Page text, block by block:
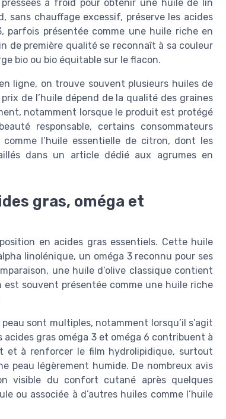
à froid pour obtenir une huile de lin
sans chauffage excessif, préserve les acides
présentée comme une huile riche en
de première qualité se reconnaît à sa couleur
bio ou bio équitable sur le flacon.
ligne, on trouve souvent plusieurs huiles de
de l’huile dépend de la qualité des graines
notamment lorsque le produit est protégé
responsable, certains consommateurs
l’huile essentielle de citron, dont les
dans un article dédié aux agrumes en
gras, oméga et
en acides gras essentiels. Cette huile
linolénique, un oméga 3 reconnu pour ses
une huile d’olive classique contient
souvent présentée comme une huile riche
sont multiples, notamment lorsqu’il s’agit
acides gras oméga 3 et oméga 6 contribuent à
et à renforcer le film hydrolipidique, surtout
peau légèrement humide. De nombreux avis
visible du confort cutané après quelques
ou associée à d’autres huiles comme l’huile